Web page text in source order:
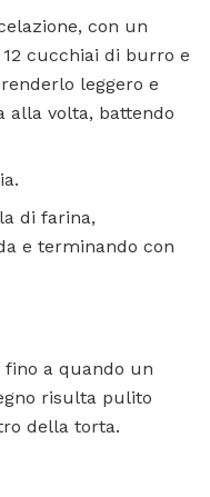
con un
cucchiai di burro e
leggero e
alla volta, battendo
di farina,
e terminando con
a quando un
risulta pulito
della torta.